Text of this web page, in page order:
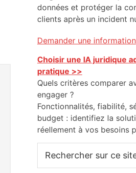
données et protéger la
clients après un incident
Demander une information
Choisir une IA juridique
pratique >>
Quels critères comparer
engager ?
Fonctionnalités, fiabilité,
budget : identifiez la
réellement à vos besoins
sur